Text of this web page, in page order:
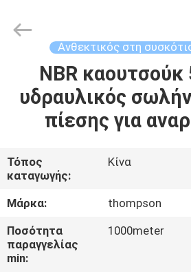
ΣΠΊΤΙ
ΠΡΟΪΌΝΤΑ
ΠΕΡΊΠΟΥ
ΕΜΕΊΣ
ΓΎΡΟΣ
ΕΡΓΟΣΤΑΣΊΩΝ
Ανθεκτικός στη
NBR καουτσούκ
υδραυλικός
πίεσης για
Τόπος
καταγωγής:
Κίνα
Μάρκα:
thompson
Ποσότητα
παραγγελίας
min:
1000meter